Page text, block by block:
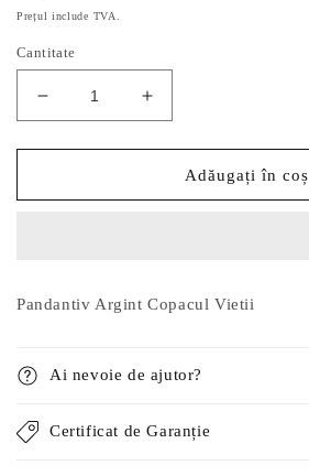
obișnuit
Prețul include TVA.
Cantitate
Reduceți
cantitatea
pentru
Argint
Creșteți
cantitatea
pentru
Pandantiv
Argint
Adăugați în coș
Pandantiv Argint Copacul Vietii
Ai nevoie de ajutor?
Certificat de Garanție